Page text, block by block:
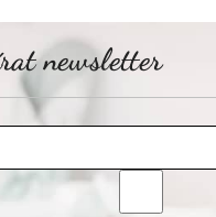
newsletter